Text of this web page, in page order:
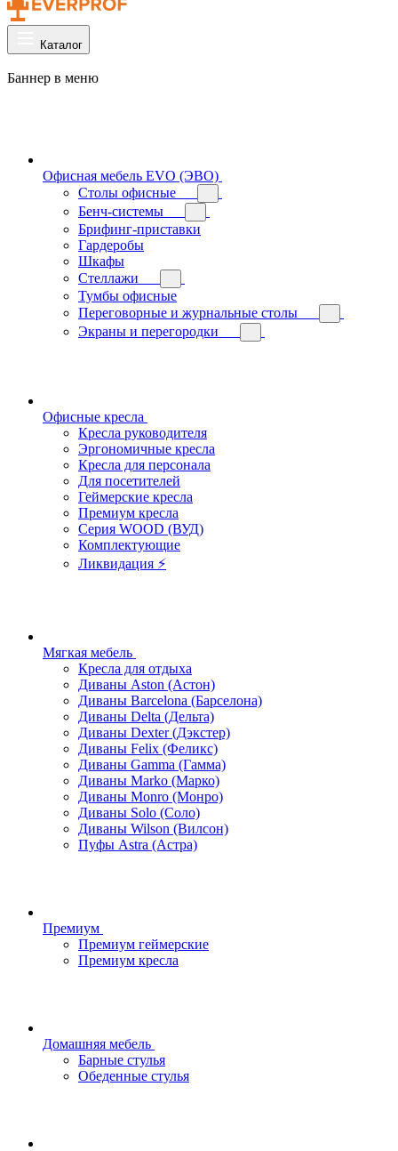
Каталог
Баннер в меню
Офисная мебель EVO (ЭВО)
Cтолы офисные
Бенч-системы
Брифинг-приставки
Гардеробы
Шкафы
Стеллажи
Тумбы офисные
Переговорные и журнальные столы
Экраны и перегородки
Офисные кресла
Кресла руководителя
Эргономичные кресла
Кресла для персонала
Для посетителей
Геймерские кресла
Премиум кресла
Серия WOOD (ВУД)
Комплектующие
Ликвидация ⚡
Мягкая мебель
Кресла для отдыха
Диваны Aston (Астон)
Диваны Barcelona (Барселона)
Диваны Delta (Дельта)
Диваны Dexter (Дэкстер)
Диваны Felix (Феликс)
Диваны Gamma (Гамма)
Диваны Marko (Марко)
Диваны Monro (Монро)
Диваны Solo (Соло)
Диваны Wilson (Вилсон)
Пуфы Astra (Астра)
Премиум
Премиум геймерские
Премиум кресла
Домашняя мебель
Барные стулья
Обеденные стулья